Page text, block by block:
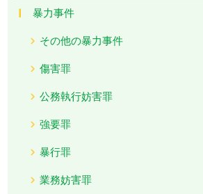
暴力事件
その他の暴力事件
傷害罪
公務執行妨害罪
強要罪
暴行罪
業務妨害罪